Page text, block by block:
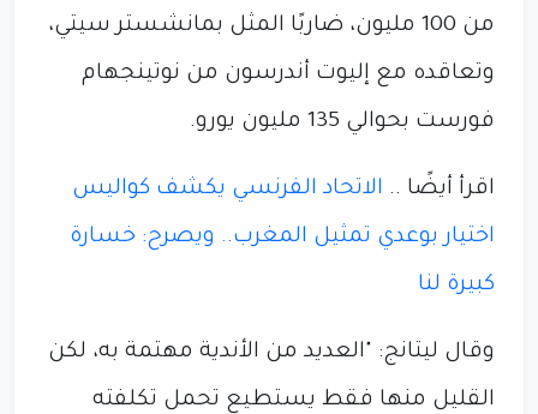
من 100 مليون، ضاربًا المثل بمانشستر سيتي،
وتعاقده مع إليوت أندرسون من نوتينجهام
فورست بحوالي 135 مليون يورو.
اقرأ أيضًا .. الاتحاد الفرنسي يكشف كواليس
اختيار بوعدي تمثيل المغرب.. ويصرح: خسارة
كبيرة لنا
وقال ليتانج: "العديد من الأندية مهتمة به، لكن
القليل منها فقط يستطيع تحمل تكلفته